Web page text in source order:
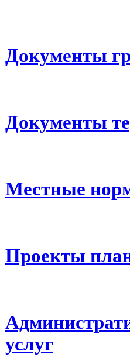
Документы
Документы
Местные
Проекты
услуг